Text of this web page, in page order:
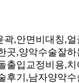
,안면비대칭,
,양악수술잘
입교정비용,
기,남자양악